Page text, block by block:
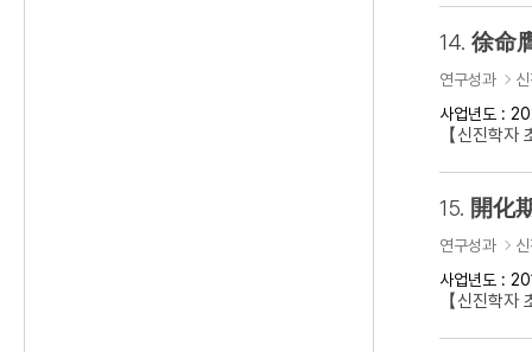
14.
연구성과
사업년도 :
【신진학
15. 開化
연구성과
사업년도 :
【신진학